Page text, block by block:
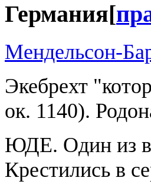
Германия[
Мендельсон-
Экебрехт
ок. 1140).
ЮДЕ. Один из
Крестились в